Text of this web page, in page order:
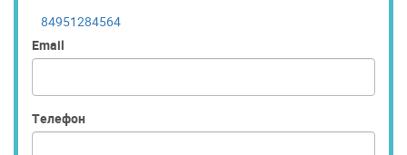
84951284564
Email
Телефон